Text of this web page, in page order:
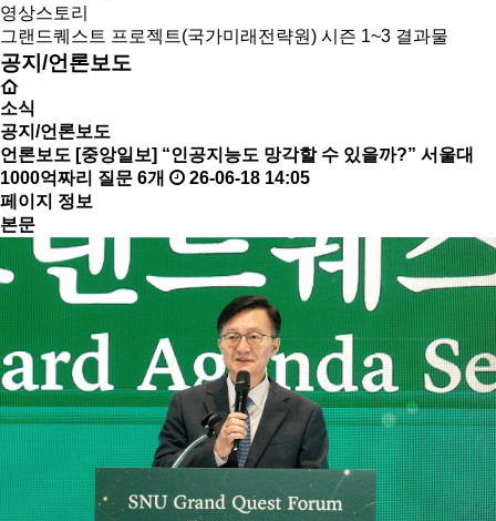
영상스토리
그랜드퀘스트 프로젝트(국가미래전략원) 시즌 1~3 결과물
공지/언론보도
소식
공지/언론보도
언론보도 [중앙일보] “인공지능도 망각할 수 있을까?” 서울대
1000억짜리 질문 6개
26-06-18 14:05
페이지 정보
본문